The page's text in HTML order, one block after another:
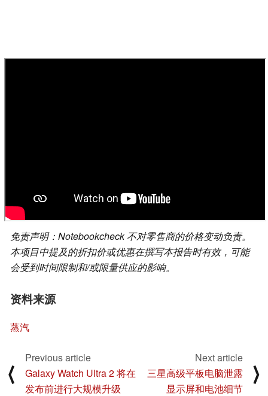
免责声明：Notebookcheck 不对零售商的价格变动负责。
本项目中提及的折扣价或优惠在撰写本报告时有效，可能
会受到时间限制和/或限量供应的影响。
资料来源
蒸汽
⟨
Previous article
Galaxy Watch Ultra 2 将在
发布前进行大规模升级
Next article
三星高级平板电脑泄露
显示屏和电池细节
⟩